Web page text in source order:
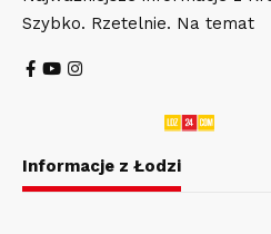
Szybko. Rzetelnie. Na temat
Informacje z Łodzi